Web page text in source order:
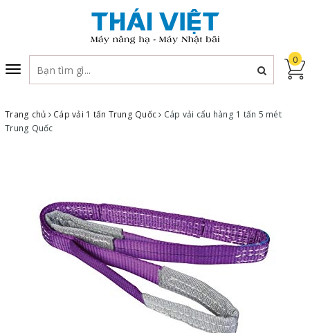
Toggle
navigation
0
Trang chủ Cáp vải 1 tấn Trung Quốc
Cáp vải cẩu hàng 1 tấn 5 mét
Trung Quốc